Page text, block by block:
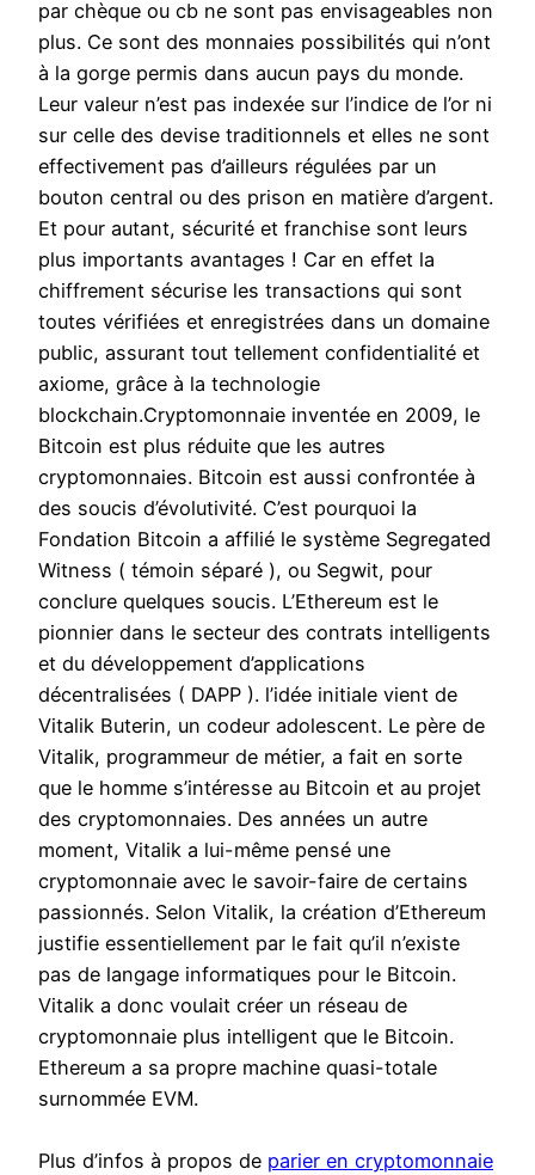
par chèque ou cb ne sont pas envisageables non
plus. Ce sont des monnaies possibilités qui n’ont
à la gorge permis dans aucun pays du monde.
Leur valeur n’est pas indexée sur l’indice de l’or ni
sur celle des devise traditionnels et elles ne sont
effectivement pas d’ailleurs régulées par un
bouton central ou des prison en matière d’argent.
Et pour autant, sécurité et franchise sont leurs
plus importants avantages ! Car en effet la
chiffrement sécurise les transactions qui sont
toutes vérifiées et enregistrées dans un domaine
public, assurant tout tellement confidentialité et
axiome, grâce à la technologie
blockchain.Cryptomonnaie inventée en 2009, le
Bitcoin est plus réduite que les autres
cryptomonnaies. Bitcoin est aussi confrontée à
des soucis d’évolutivité. C’est pourquoi la
Fondation Bitcoin a affilié le système Segregated
Witness ( témoin séparé ), ou Segwit, pour
conclure quelques soucis. L’Ethereum est le
pionnier dans le secteur des contrats intelligents
et du développement d’applications
décentralisées ( DAPP ). l’idée initiale vient de
Vitalik Buterin, un codeur adolescent. Le père de
Vitalik, programmeur de métier, a fait en sorte
que le homme s’intéresse au Bitcoin et au projet
des cryptomonnaies. Des années un autre
moment, Vitalik a lui-même pensé une
cryptomonnaie avec le savoir-faire de certains
passionnés. Selon Vitalik, la création d’Ethereum
justifie essentiellement par le fait qu’il n’existe
pas de langage informatiques pour le Bitcoin.
Vitalik a donc voulait créer un réseau de
cryptomonnaie plus intelligent que le Bitcoin.
Ethereum a sa propre machine quasi-totale
surnommée EVM.
Plus d’infos à propos de parier en cryptomonnaie